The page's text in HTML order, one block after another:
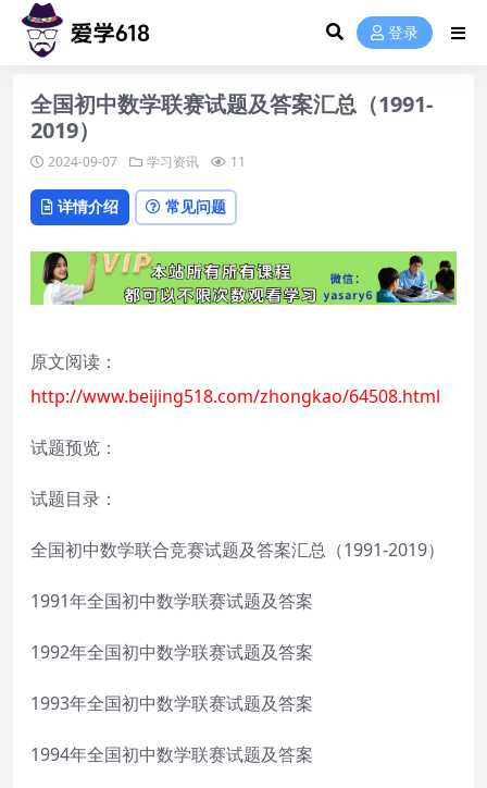
登录
全国初中数学联赛试题及答案汇总（1991-
2019）
2024-09-07 学习资讯 11
详情介绍 常见问题
​​原文阅读：
http://www.beijing518.com/zhongkao/64508.html
​试题预览：
试题目录：
全国初中数学联合竞赛试题及答案汇总（1991-2019）
1991年全国初中数学联赛试题及答案
1992年全国初中数学联赛试题及答案
1993年全国初中数学联赛试题及答案
1994年全国初中数学联赛试题及答案